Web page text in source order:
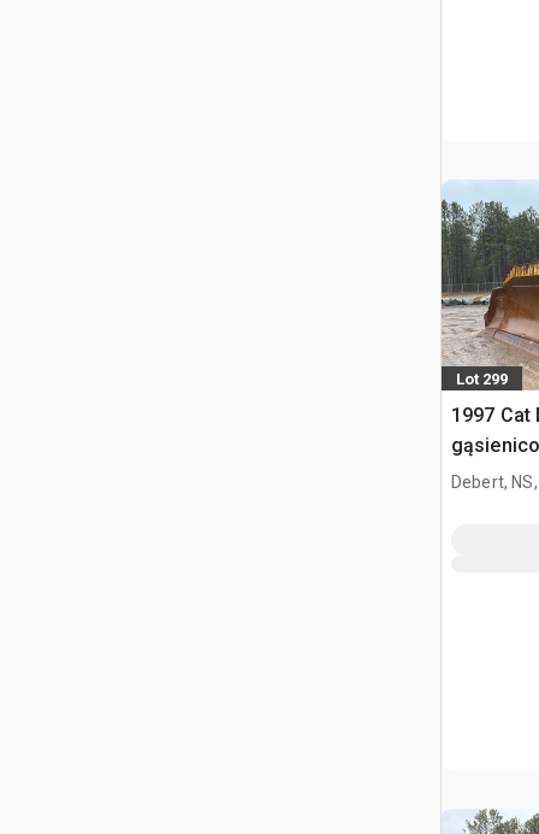
Lot 299
1997 Cat
Debert,